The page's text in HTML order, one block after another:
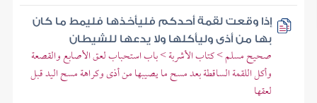
إذا وقعت لقمة أحدكم فليأخذها فليمط ما كان
بها من أذى وليأكلها ولا يدعها للشيطان
صحيح مسلم > كتاب الأشربة > باب استحباب لعق الأصابع والقصعة
وأكل اللقمة الساقطة بعد مسح ما يصيبها من أذى وكراهة مسح اليد قبل
لعقها